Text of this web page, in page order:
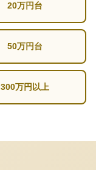
20万円台
50万円台
300万円以上